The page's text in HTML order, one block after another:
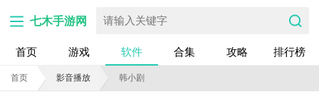
七木手游网
首页 游戏 软件 合集 攻略 排行榜
首页 影音播放 韩小剧